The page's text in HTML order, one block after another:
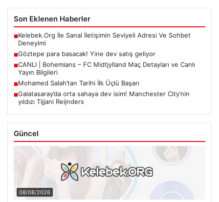
Son Eklenen Haberler
■Kelebek.Org İle Sanal İletişimin Seviyeli Adresi Ve Sohbet
Deneyimi
■Göztepe para basacak! Yine dev satış geliyor
■CANLI | Bohemians – FC Midtjylland Maç Detayları ve Canlı
Yayın Bilgileri
■Mohamed Salah’tan Tarihi İlk Üçlü Başarı
■Galatasaray’da orta sahaya dev isim! Manchester City’nin
yıldızı Tijjani Reijnders
Güncel
08/08/2026